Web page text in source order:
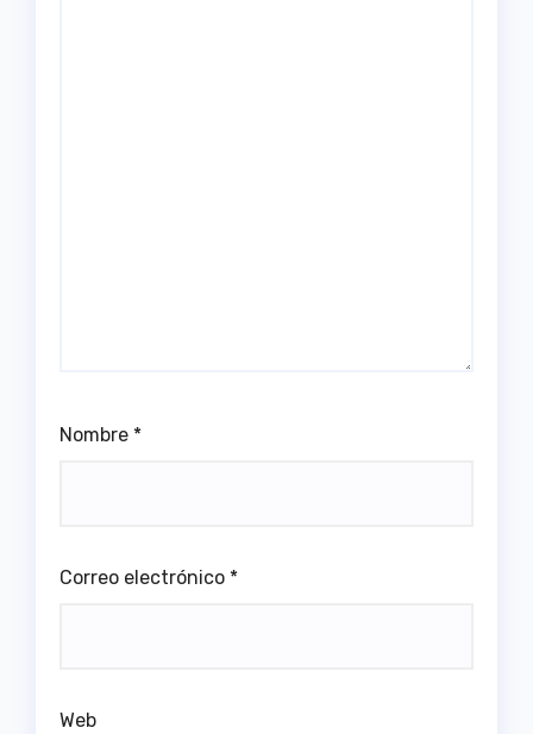
Nombre *
Correo electrónico *
Web